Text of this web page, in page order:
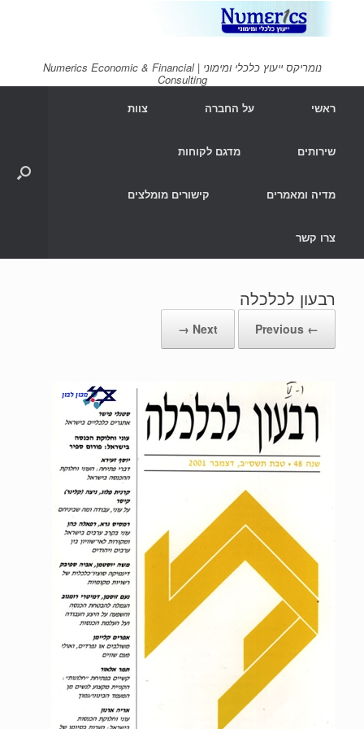
נומריקס ייעוץ כלכלי ומימוני | Numerics Economic & Financial
Consulting
ראשי
על החברה צוות
שירותים מדגם לקוחות
מדיה ומאמרים קישורים מומלצים
צרו קשר
רבעון לכלכלה
← Previous
Next →